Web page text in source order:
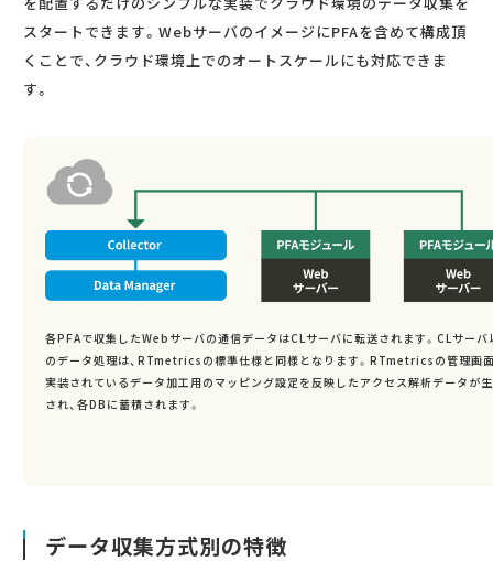
スタートできます。WebサーバのイメージにPFAを含めて構成頂
くことで、クラウド環境上でのオートスケールにも対応できま
す。
各PFAで収集したWebサーバの通信データはCLサーバに転送されます。CLサーバ
のデータ処理は、RTmetricsの標準仕様と同様となります。RTmetricsの管理画
実装されているデータ加工用のマッピング設定を反映したアクセス解析データが
され、各DBに蓄積されます。
データ収集方式別の特徴